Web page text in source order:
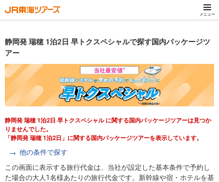
メニュー
静岡発 瑞穂 1泊2日 早トクスペシャルで探す国内パッケージツ
アー
静岡発 瑞穂 1泊2日 早トクスペシャル に関する国内パッケージツアーは見つか
りませんでした。
「静岡発 瑞穂 1泊2日」に関する国内パッケージツアーを表示しています。
他の条件で探す
この画面に表示する旅行代金は、当社が設定した基本条件で予約し
た場合の大人1名様あたりの旅行代金です。新幹線や宿・ホテルを基